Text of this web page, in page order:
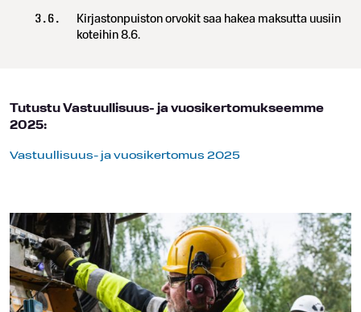
3.6.
Kirjastonpuiston orvokit saa hakea maksutta uusiin
koteihin 8.6.
Tutustu Vastuullisuus- ja vuosikertomukseemme
2025:
Vastuullisuus- ja vuosikertomus 2025